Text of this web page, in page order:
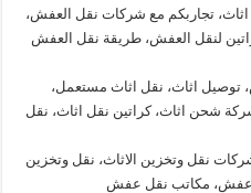
تجاربكم مع شركات نقل العفش،
لنقل العفش، طريقة نقل العفش
اثاث، نقل اثاث مستعمل،
شحن اثاث، كراتين نقل اثاث، نقل
نقل وتخزين الاثاث، نقل وتخزين
مكاتب نقل عفش